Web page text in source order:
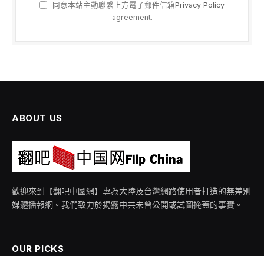
同意本站主動聯繫上方電子郵件信箱Privacy Policy
agreement.
ABOUT US
歡迎來到【翻吧中國網】專為大陸及台灣網路使用者打造的無差別
媒體播報網。我們致力於揭露中共未曾公開或試圖掩蓋的事實。
OUR PICKS